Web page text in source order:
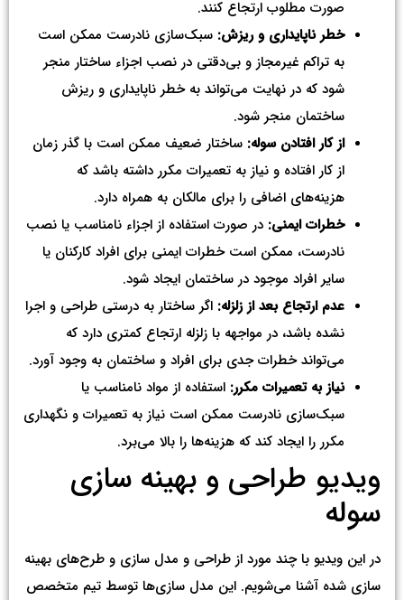
صورت مطلوب ارتجاع کنند.
خطر ناپایداری و ریزش: سبک‌سازی نادرست ممکن است
به تراکم غیرمجاز و بی‌دقتی در نصب اجزاء ساختار منجر
شود که در نهایت می‌تواند به خطر ناپایداری و ریزش
ساختمان منجر شود.
از کار افتادن سوله: ساختار ضعیف ممکن است با گذر زمان
از کار افتاده و نیاز به تعمیرات مکرر داشته باشد که
هزینه‌های اضافی را برای مالکان به همراه دارد.
خطرات ایمنی: در صورت استفاده از اجزاء نامناسب یا نصب
نادرست، ممکن است خطرات ایمنی برای افراد کارکنان یا
سایر افراد موجود در ساختمان ایجاد شود.
عدم ارتجاع بعد از زلزله: اگر ساختار به درستی طراحی و اجرا
نشده باشد، در مواجهه با زلزله ارتجاع کمتری دارد که
می‌تواند خطرات جدی برای افراد و ساختمان به وجود آورد.
نیاز به تعمیرات مکرر: استفاده از مواد نامناسب یا
سبک‌سازی نادرست ممکن است نیاز به تعمیرات و نگهداری
مکرر را ایجاد کند که هزینه‌ها را بالا می‌برد.
ویدیو طراحی و بهینه سازی
سوله
در این ویدیو با چند مورد از طراحی و مدل سازی و طرح‌های بهینه
سازی شده آشنا می‌شویم. این مدل سازی‌ها توسط تیم متخصص